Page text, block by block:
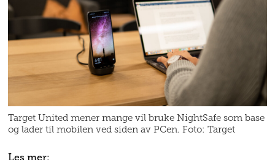
Target United mener mange vil bruke NightSafe som base
og lader til mobilen ved siden av PCen. Foto: Target